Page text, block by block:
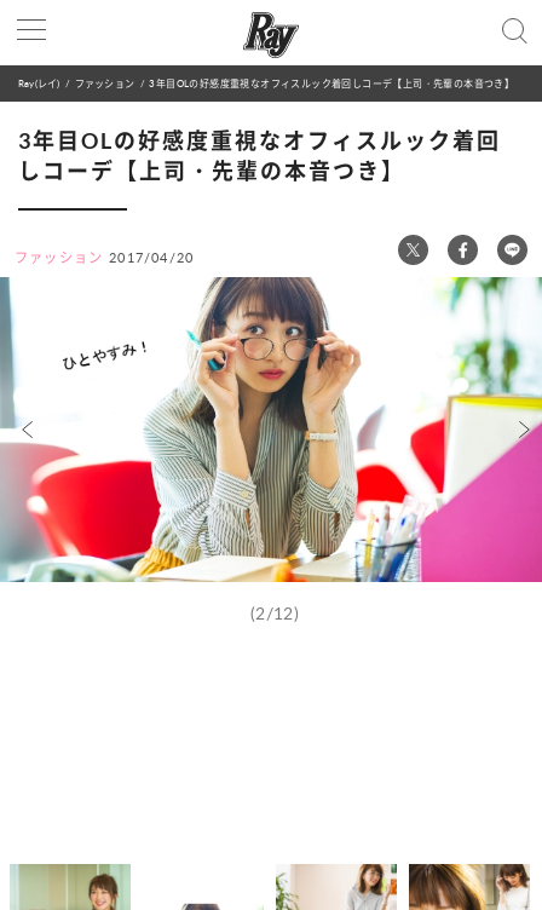
Ray(レイ) ファッション 3年目OLの好感度重視なオフィスルック着回しコーデ【上司・先輩の本音つき】
3年目OLの好感度重視なオフィスルック着回
しコーデ【上司・先輩の本音つき】
ファッション 2017/04/20
(2/12)